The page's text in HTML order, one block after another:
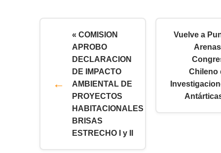
« COMISION
APROBO
DECLARACION
DE IMPACTO
AMBIENTAL DE
PROYECTOS
HABITACIONALES
BRISAS
ESTRECHO I y II
Vuelve a
Chileno